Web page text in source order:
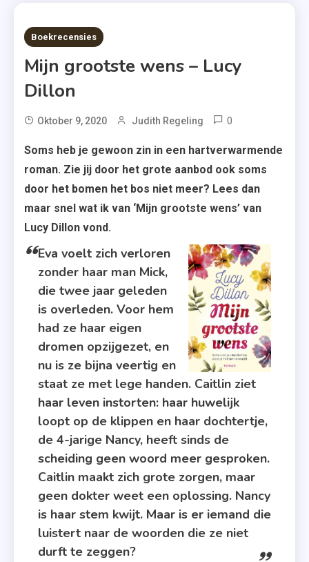
8 MINS READ
Boekrecensies
Mijn grootste wens – Lucy
Dillon
Oktober 9, 2020 Judith Regeling 0
Book
,
Lucy
Dillon
Mijn
Grootste
Wens
,
Recensie-
Exemplaren
,
Roman
,
De
Soms heb je gewoon zin in een hartverwarmende
roman. Zie jij door het grote aanbod ook soms
door het bomen het bos niet meer? Lees dan
maar snel wat ik van ‘Mijn grootste wens’ van
Lucy Dillon vond.
Eva voelt zich verloren
zonder haar man Mick,
die twee jaar geleden
is overleden. Voor hem
had ze haar eigen
dromen opzijgezet, en
nu is ze bijna veertig en
staat ze met lege handen. Caitlin ziet
haar leven instorten: haar huwelijk
loopt op de klippen en haar dochtertje,
de 4-jarige Nancy, heeft sinds de
scheiding geen woord meer gesproken.
Caitlin maakt zich grote zorgen, maar
geen dokter weet een oplossing. Nancy
is haar stem kwijt. Maar is er iemand die
luistert naar de woorden die ze niet
durft te zeggen?